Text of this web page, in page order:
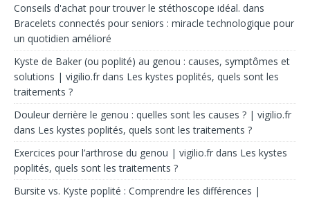
Conseils d'achat pour trouver le stéthoscope idéal. dans
Bracelets connectés pour seniors : miracle technologique pour
un quotidien amélioré
Kyste de Baker (ou poplité) au genou : causes, symptômes et
solutions | vigilio.fr dans Les kystes poplités, quels sont les
traitements ?
Douleur derrière le genou : quelles sont les causes ? | vigilio.fr
dans Les kystes poplités, quels sont les traitements ?
Exercices pour l’arthrose du genou | vigilio.fr dans Les kystes
poplités, quels sont les traitements ?
Bursite vs. Kyste poplité : Comprendre les différences |